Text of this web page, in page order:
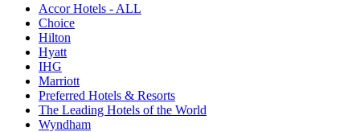
Accor Hotels - ALL
Choice
Hilton
Hyatt
IHG
Marriott
Preferred Hotels & Resorts
The Leading Hotels of the World
Wyndham